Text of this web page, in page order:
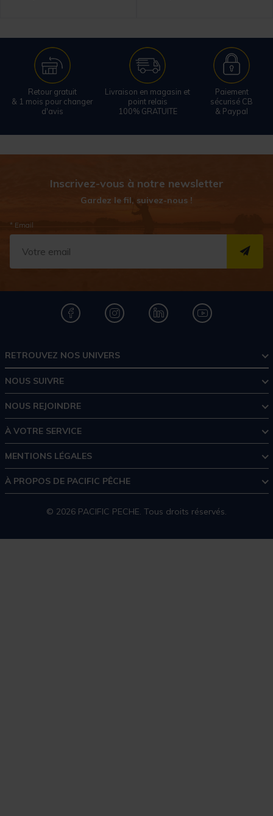
Retour gratuit
& 1 mois pour changer
d'avis
Livraison en magasin et
point relais
100% GRATUITE
Paiement
sécurisé CB
& Paypal
Inscrivez-vous à notre newsletter
Gardez le fil, suivez-nous !
* Email
RETROUVEZ NOS UNIVERS
NOUS SUIVRE
NOUS REJOINDRE
À VOTRE SERVICE
MENTIONS LÉGALES
À PROPOS DE PACIFIC PÊCHE
© 2026 PACIFIC PECHE. Tous droits réservés.